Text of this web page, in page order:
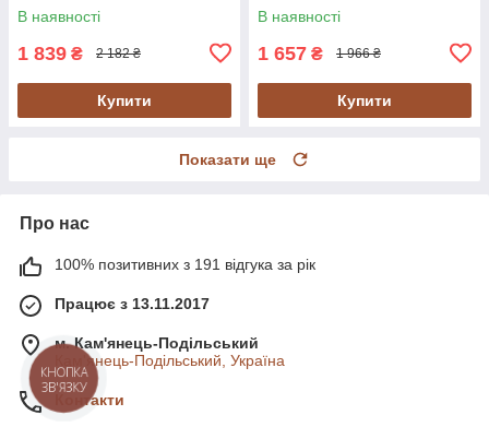
В наявності
1 839 ₴ 2 182 ₴
Купити
В наявності
1 657 ₴ 1 966 ₴
Купити
Показати ще
Про нас
100% позитивних з 191 відгука за рік
Працює з 13.11.2017
м. Кам'янець-Подільський
Кам'янець-Подільський, Україна
Контакти
КНОПКА
ЗВ'ЯЗКУ